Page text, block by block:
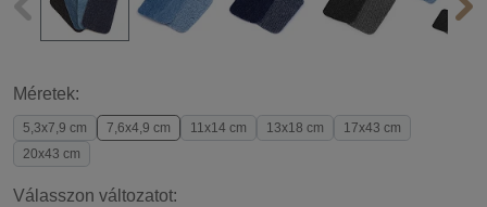
Méretek:
5,3x7,9 cm 7,6x4,9 cm 11x14 cm 13x18 cm
17x43 cm
20x43 cm
Válasszon változatot: